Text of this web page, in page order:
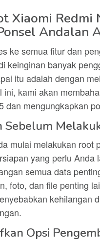
Xiaomi
Andalan
ke semua fitur dan
keinginan banyak
itu adalah dengan
ini, kami akan
dan mengungkapkan
Sebelum
mulai melakukan root
yang perlu
semua data
foto, dan file penting
kehilangan
Opsi